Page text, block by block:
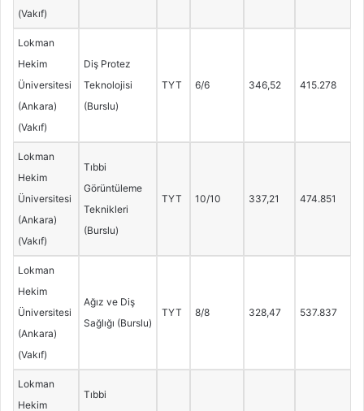
(Vakıf)
Lokman
Hekim
Üniversitesi
(Ankara)
(Vakıf)
Diş Protez
Teknolojisi
(Burslu)
TYT 6/6 346,52 415.278
Lokman
Hekim
Üniversitesi
(Ankara)
(Vakıf)
Tıbbi
Görüntüleme
Teknikleri
(Burslu)
TYT 10/10 337,21 474.851
Lokman
Hekim
Üniversitesi
(Ankara)
(Vakıf)
Ağız ve Diş
Sağlığı (Burslu)
TYT 8/8 328,47 537.837
Lokman
Hekim
Tıbbi